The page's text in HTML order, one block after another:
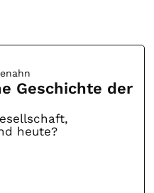
Geschichte der
heute?